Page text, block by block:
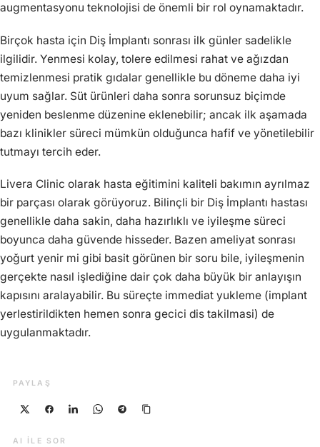
augmentasyonu teknolojisi de önemli bir rol oynamaktadır.
Birçok hasta için Diş İmplantı sonrası ilk günler sadelikle
ilgilidir. Yenmesi kolay, tolere edilmesi rahat ve ağızdan
temizlenmesi pratik gıdalar genellikle bu döneme daha iyi
uyum sağlar. Süt ürünleri daha sonra sorunsuz biçimde
yeniden beslenme düzenine eklenebilir; ancak ilk aşamada
bazı klinikler süreci mümkün olduğunca hafif ve yönetilebilir
tutmayı tercih eder.
Livera Clinic olarak hasta eğitimini kaliteli bakımın ayrılmaz
bir parçası olarak görüyoruz. Bilinçli bir Diş İmplantı hastası
genellikle daha sakin, daha hazırlıklı ve iyileşme süreci
boyunca daha güvende hisseder. Bazen ameliyat sonrası
yoğurt yenir mi gibi basit görünen bir soru bile, iyileşmenin
gerçekte nasıl işlediğine dair çok daha büyük bir anlayışın
kapısını aralayabilir. Bu süreçte immediat yukleme (implant
yerlestirildikten hemen sonra gecici dis takilmasi) de
uygulanmaktadır.
PAYLAŞ
AI ILE SOR